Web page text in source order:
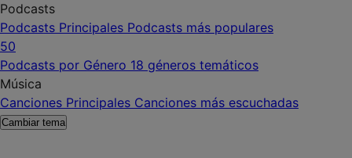
Podcasts
Podcasts Principales Podcasts más populares
50
Podcasts por Género 18 géneros temáticos
Música
Canciones Principales Canciones más escuchadas
Cambiar tema